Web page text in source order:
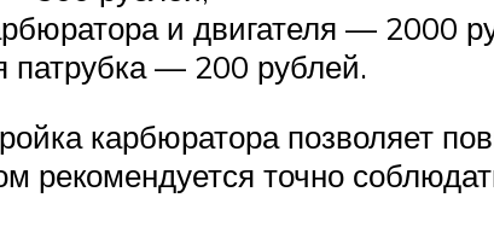
и двигателя — 2000
патрубка — 200 рублей.
карбюратора позволяет
рекомендуется точно